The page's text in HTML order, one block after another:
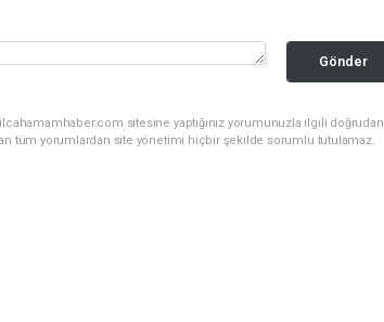
Gönder
sitesine yaptığınız yorumunuzla ilgili doğrudan
tüm yorumlardan site yönetimi hiçbir şekilde sorumlu tutulamaz.